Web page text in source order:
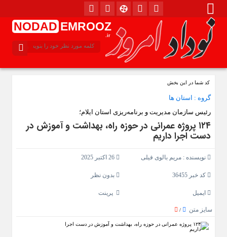
NODAD EMROOZ
.ir
کد شما در این بخش
گروه : استان ها
رئیس سازمان مدیریت و برنامه‌ریزی استان ایلام؛
۱۲۴ پروژه عمرانی در حوزه راه، بهداشت و آموزش در
دست اجرا داریم
نویسنده : مریم بالوی فیلی 26 اکتبر 2025
کد خبر 36455 بدون نظر
ایمیل پرینت
سایز متن /